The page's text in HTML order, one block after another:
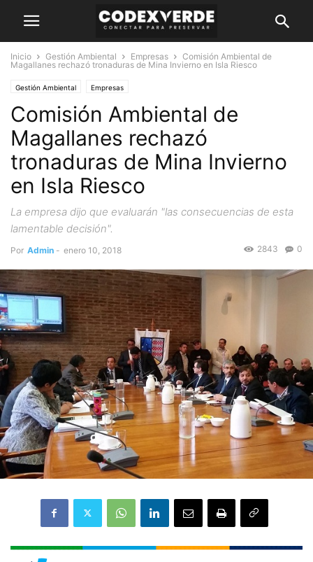
Inicio Gestión Ambiental Empresas
Comisión Ambiental de
Magallanes rechazó tronaduras de Mina Invierno en Isla Riesco
Gestión Ambiental Empresas
Comisión Ambiental de
Magallanes rechazó
tronaduras de Mina Invierno
en Isla Riesco
La empresa dijo que evaluarán "las consecuencias de esta
lamentable decisión".
Por Admin - enero 10, 2018 0
2843